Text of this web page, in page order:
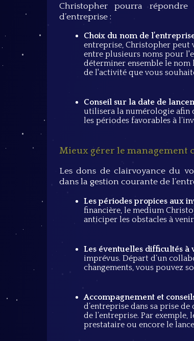
Christopher pourra
d’entreprise :
Choix du nom de
entreprise, Christopher peut
entre plusieurs noms pour
déterminer ensemble le
de l'activité que vous
Conseil sur la date de
utilisera la numérologie afin
les périodes favorables à
Mieux gérer le management
Les dons de clairvoyance du
dans la gestion courante de
Les périodes propices aux
financière, le medium
anticiper les obstacles à
Les éventuelles difficultés à
imprévus. Départ d’un
changements, vous pouvez
Accompagnement et
d’entreprise dans sa prise
de l’entreprise. Par
prestataire ou encore le